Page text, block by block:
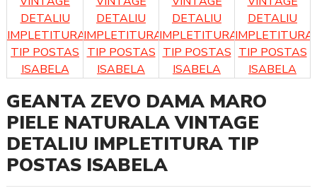
GEANTA ZEVO DAMA MARO
PIELE NATURALA VINTAGE
DETALIU IMPLETITURA TIP
POSTAS ISABELA